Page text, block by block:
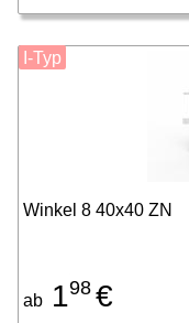
Winkel 8 40x40 ZN
ab 198 €
I-Typ